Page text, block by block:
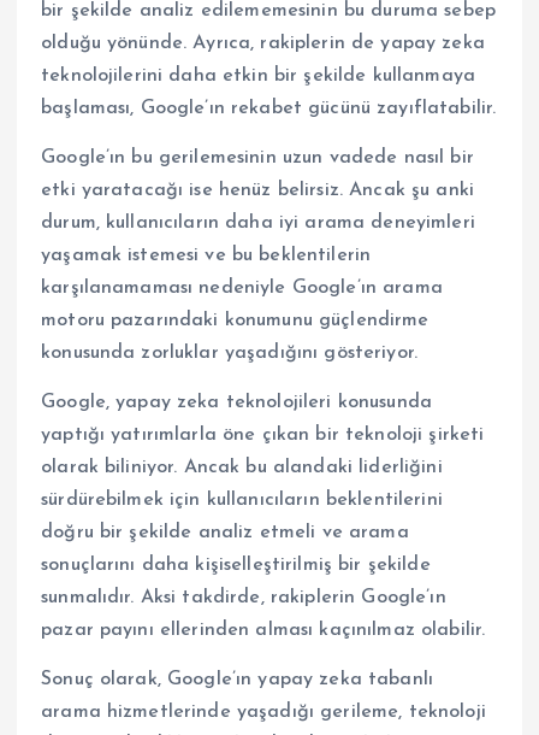
bir şekilde analiz edilememesinin bu duruma sebep
olduğu yönünde. Ayrıca, rakiplerin de yapay zeka
teknolojilerini daha etkin bir şekilde kullanmaya
başlaması, Google’ın rekabet gücünü zayıflatabilir.
Google’ın bu gerilemesinin uzun vadede nasıl bir
etki yaratacağı ise henüz belirsiz. Ancak şu anki
durum, kullanıcıların daha iyi arama deneyimleri
yaşamak istemesi ve bu beklentilerin
karşılanamaması nedeniyle Google’ın arama
motoru pazarındaki konumunu güçlendirme
konusunda zorluklar yaşadığını gösteriyor.
Google, yapay zeka teknolojileri konusunda
yaptığı yatırımlarla öne çıkan bir teknoloji şirketi
olarak biliniyor. Ancak bu alandaki liderliğini
sürdürebilmek için kullanıcıların beklentilerini
doğru bir şekilde analiz etmeli ve arama
sonuçlarını daha kişiselleştirilmiş bir şekilde
sunmalıdır. Aksi takdirde, rakiplerin Google’ın
pazar payını ellerinden alması kaçınılmaz olabilir.
Sonuç olarak, Google’ın yapay zeka tabanlı
arama hizmetlerinde yaşadığı gerileme, teknoloji